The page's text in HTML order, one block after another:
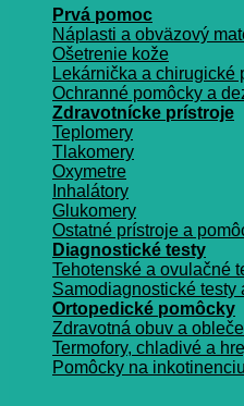
Prvá pomoc
Náplasti a obväzový
Ošetrenie kože
Lekárnička a chirugické
Ochranné pomôcky a
Zdravotnícke prístroje
Teplomery
Tlakomery
Oxymetre
Inhalátory
Glukomery
Ostatné prístroje a
Diagnostické testy
Tehotenské a ovulačné
Samodiagnostické testy
Ortopedické pomôcky
Zdravotná obuv a
Termofory, chladivé a
Pomôcky na inkotinenciu